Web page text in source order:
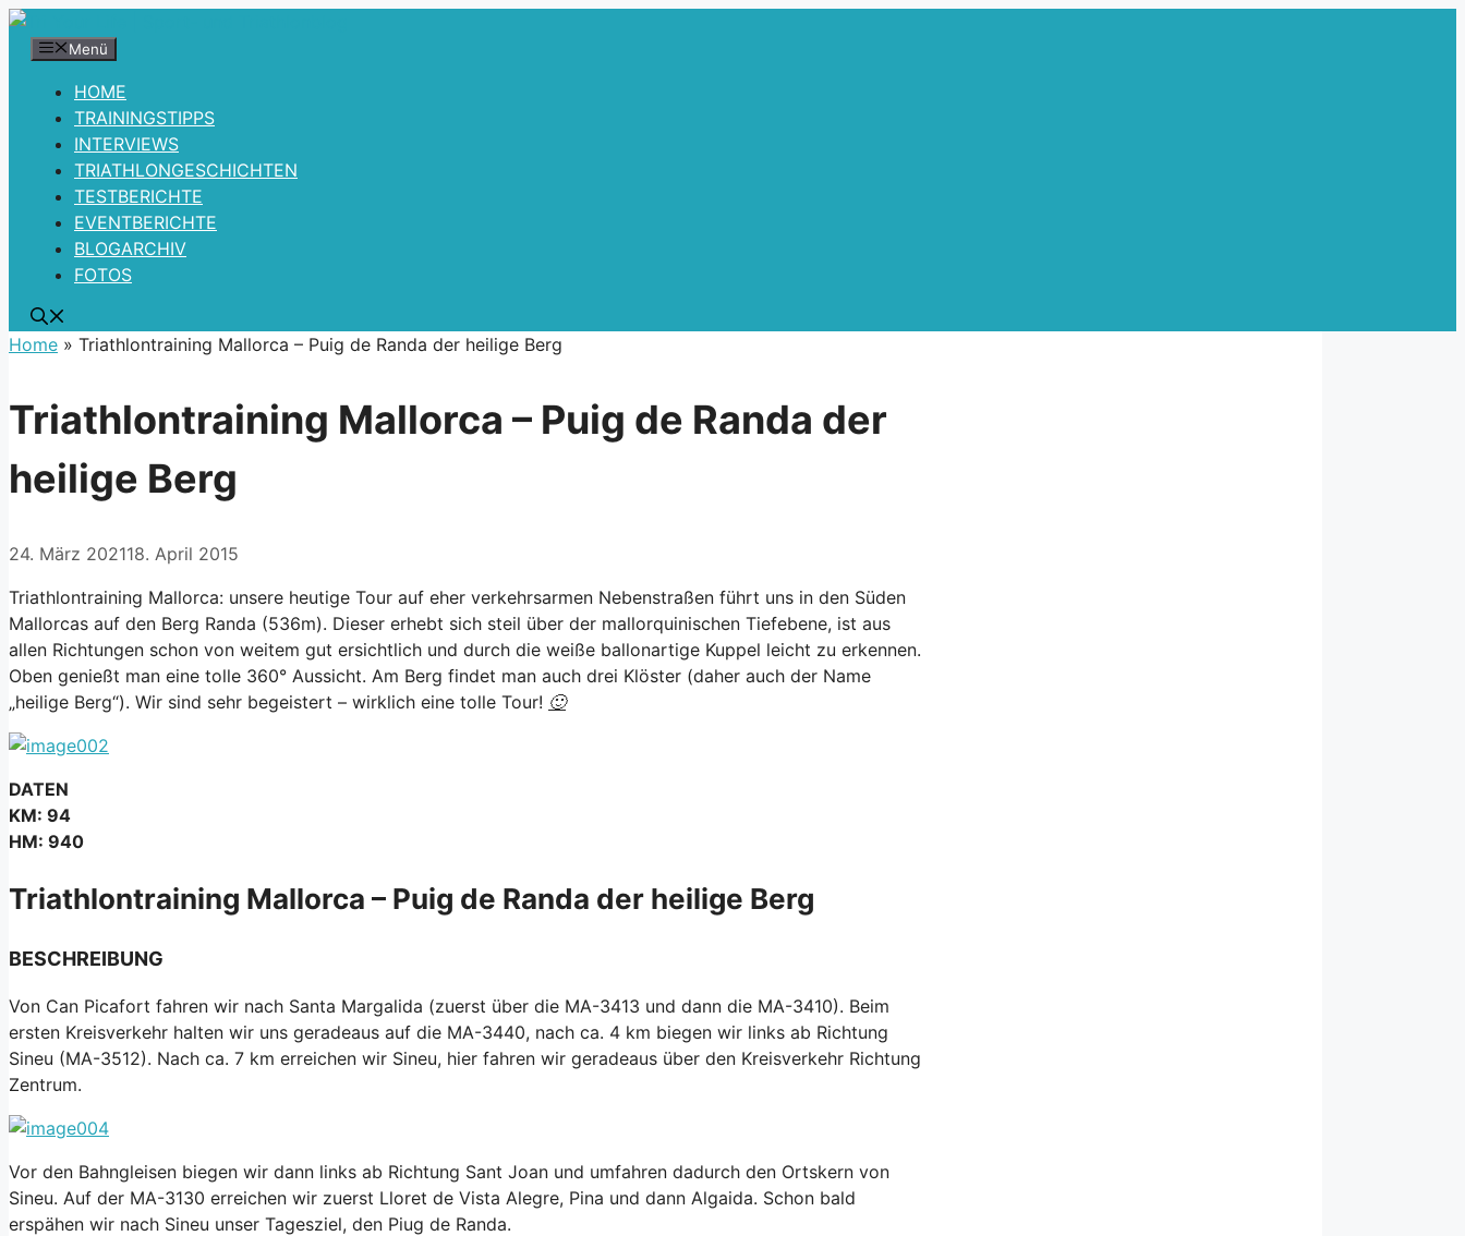
Zum
Inhalt
Menü
HOME
TRAININGSTIPPS
INTERVIEWS
TRIATHLONGESCHICHTEN
TESTBERICHTE
EVENTBERICHTE
BLOGARCHIV
FOTOS
Home » Triathlontraining Mallorca – Puig de Randa der heilige Berg
Triathlontraining Mallorca – Puig de Randa der
heilige Berg
24. März 202118. April 2015
Triathlontraining Mallorca: unsere heutige Tour auf eher verkehrsarmen Nebenstraßen führt uns in den Süden
Mallorcas auf den Berg Randa (536m). Dieser erhebt sich steil über der mallorquinischen Tiefebene, ist aus
allen Richtungen schon von weitem gut ersichtlich und durch die weiße ballonartige Kuppel leicht zu erkennen.
Oben genießt man eine tolle 360° Aussicht. Am Berg findet man auch drei Klöster (daher auch der Name
„heilige Berg“). Wir sind sehr begeistert – wirklich eine tolle Tour! 🙂
DATEN
KM: 94
HM: 940
Triathlontraining Mallorca – Puig de Randa der heilige Berg
BESCHREIBUNG
Von Can Picafort fahren wir nach Santa Margalida (zuerst über die MA-3413 und dann die MA-3410). Beim
ersten Kreisverkehr halten wir uns geradeaus auf die MA-3440, nach ca. 4 km biegen wir links ab Richtung
Sineu (MA-3512). Nach ca. 7 km erreichen wir Sineu, hier fahren wir geradeaus über den Kreisverkehr Richtung
Zentrum.
Vor den Bahngleisen biegen wir dann links ab Richtung Sant Joan und umfahren dadurch den Ortskern von
Sineu. Auf der MA-3130 erreichen wir zuerst Lloret de Vista Alegre, Pina und dann Algaida. Schon bald
erspähen wir nach Sineu unser Tagesziel, den Piug de Randa.